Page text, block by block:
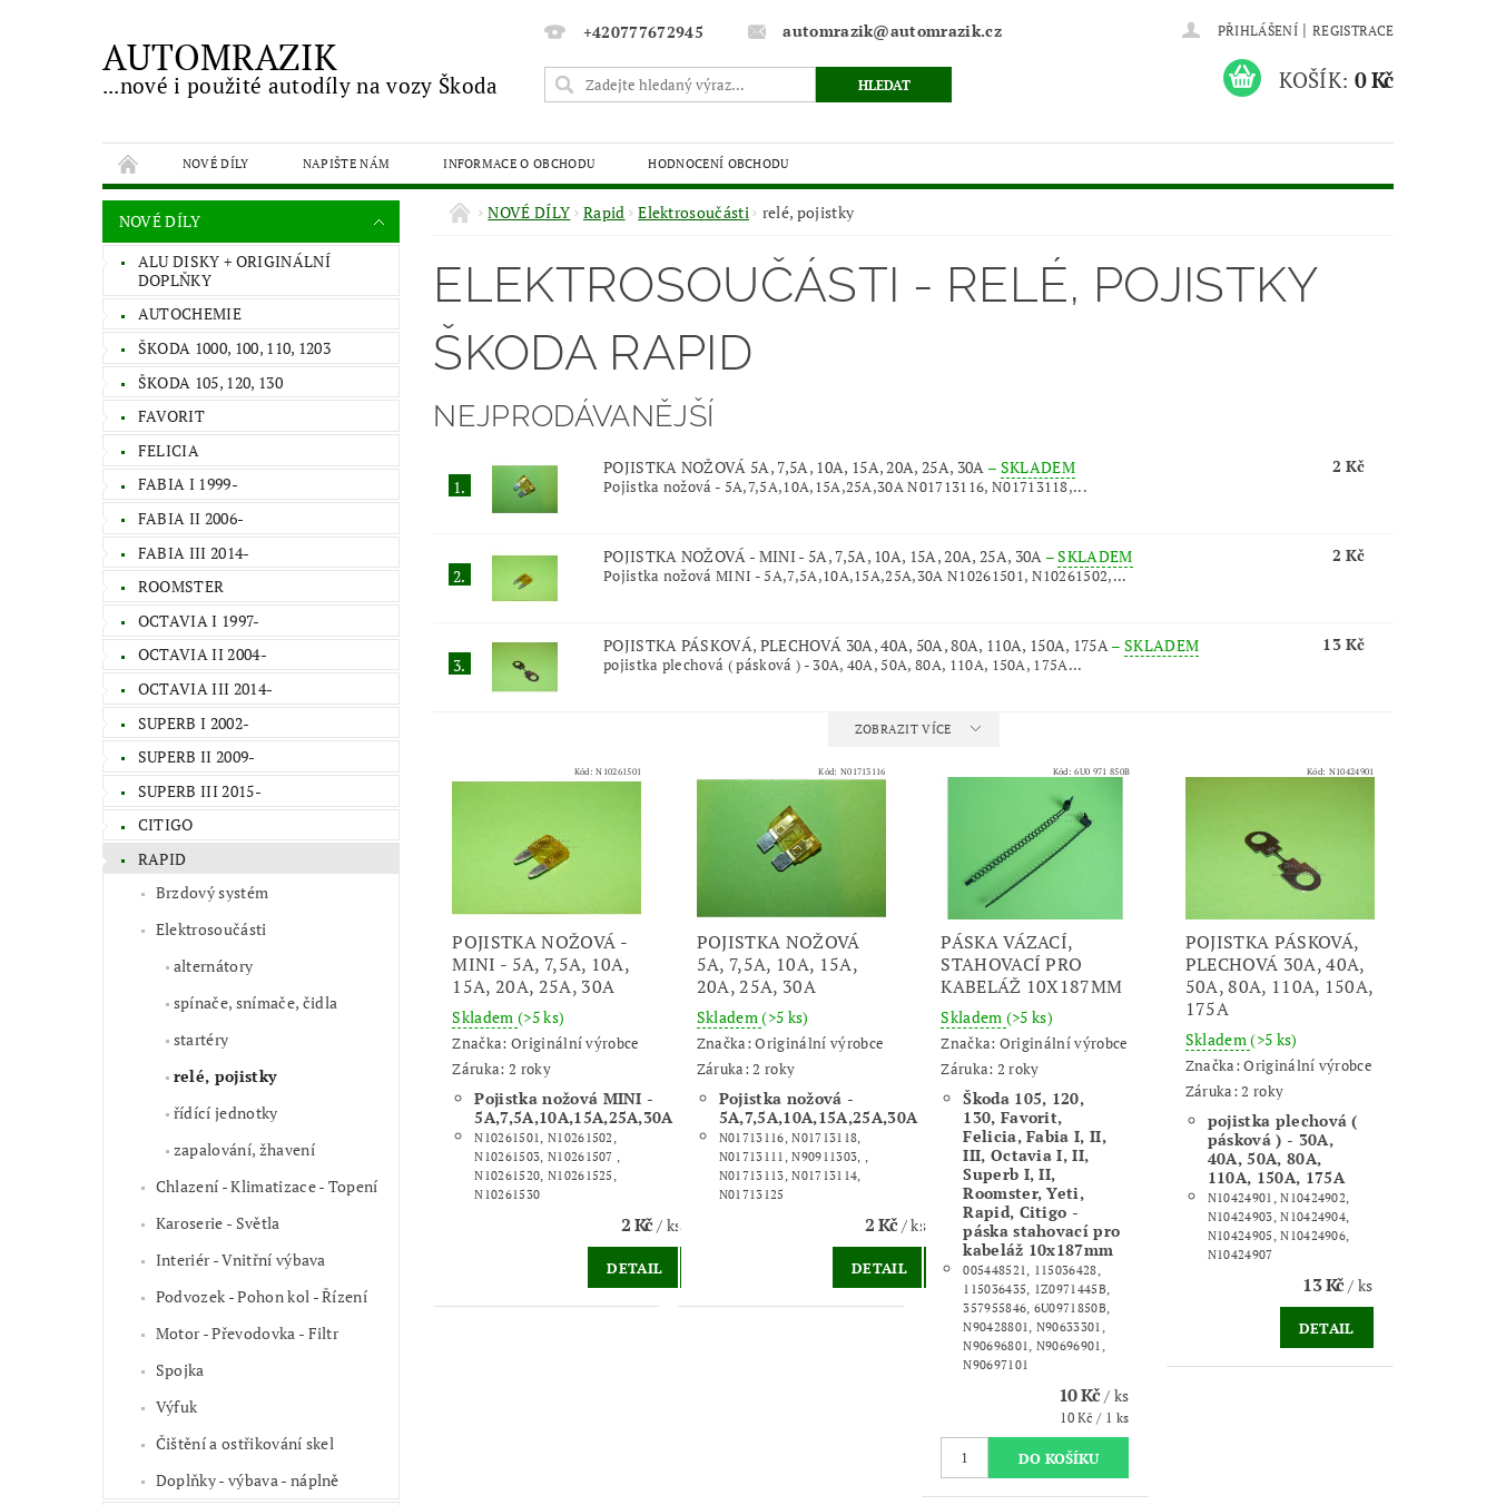
AUTOMRAZIK
...nové i použité autodíly na vozy Škoda
+420777672945 automrazik@automrazik.cz PŘIHLÁŠENÍ | REGISTRACE
KOŠÍK: 0 Kč
NOVÉ DÍLY NAPIŠTE NÁM INFORMACE O OBCHODU HODNOCENÍ OBCHODU
NOVÉ DÍLY
ALU DISKY + ORIGINÁLNÍ
DOPLŇKY
AUTOCHEMIE
ŠKODA 1000, 100, 110, 1203
ŠKODA 105, 120, 130
FAVORIT
FELICIA
FABIA I 1999-
FABIA II 2006-
FABIA III 2014-
ROOMSTER
OCTAVIA I 1997-
OCTAVIA II 2004-
OCTAVIA III 2014-
SUPERB I 2002-
SUPERB II 2009-
SUPERB III 2015-
CITIGO
RAPID
Brzdový systém
Elektrosoučásti
alternátory
spínače, snímače, čidla
startéry
relé, pojistky
řídící jednotky
zapalování, žhavení
Chlazení - Klimatizace - Topení
Karoserie - Světla
Interiér - Vnitřní výbava
Podvozek - Pohon kol - Řízení
Motor - Převodovka - Filtr
Spojka
Výfuk
Čištění a ostřikování skel
Doplňky - výbava - náplně
NOVÉ DÍLY Rapid Elektrosoučásti relé, pojistky
ELEKTROSOUČÁSTI - RELÉ, POJISTKY
ŠKODA RAPID
NEJPRODÁVANĚJŠÍ
1.
POJISTKA NOŽOVÁ 5A, 7,5A, 10A, 15A, 20A, 25A, 30A – SKLADEM
Pojistka nožová - 5A,7,5A,10A,15A,25A,30A N01713116, N01713118,...
2 Kč
2.
POJISTKA NOŽOVÁ - MINI - 5A, 7,5A, 10A, 15A, 20A, 25A, 30A –SKLADEM
Pojistka nožová MINI - 5A,7,5A,10A,15A,25A,30A N10261501, N10261502,...
2 Kč
3.
POJISTKA PÁSKOVÁ, PLECHOVÁ 30A, 40A, 50A, 80A, 110A, 150A, 175A–SKLADEM
pojistka plechová ( pásková ) - 30A, 40A, 50A, 80A, 110A, 150A, 175A...
13 Kč
ZOBRAZIT VÍCE
Kód:N10261501
POJISTKA NOŽOVÁ -
MINI - 5A, 7,5A, 10A,
15A, 20A, 25A, 30A
Skladem (>5 ks)
Značka: Originální výrobce
Záruka: 2 roky
Pojistka nožová MINI -
5A,7,5A,10A,15A,25A,30A
N10261501, N10261502,
N10261503, N10261507 ,
N10261520, N10261525,
N10261530
2 Kč/ ks
DETAIL
Kód: N01713116
POJISTKA NOŽOVÁ
5A, 7,5A, 10A, 15A,
20A, 25A, 30A
Skladem(>5 ks)
Značka:Originální výrobce
Záruka: 2 roky
Pojistka nožová -
5A,7,5A,10A,15A,25A,30A
N01713116, N01713118,
N01713111, N90911303, ,
N01713113, N01713114,
N01713125
2 Kč/ ks
DETAIL
Kód:6U0 971 850B
PÁSKA VÁZACÍ,
STAHOVACÍ PRO
KABELÁŽ 10X187MM
Skladem (>5 ks)
Značka: Originální výrobce
Záruka: 2 roky
Škoda 105, 120,
130, Favorit,
Felicia, Fabia I, II,
III, Octavia I, II,
Superb I, II,
Roomster, Yeti,
Rapid, Citigo -
páska stahovací pro
kabeláž 10x187mm
005448521, 115036428,
115036435, 1Z0971445B,
357955846, 6U0971850B,
N90428801, N90633301,
N90696801, N90696901,
N90697101
10 Kč/ ks
10 Kč / 1 ks
Kód: N10424901
POJISTKA PÁSKOVÁ,
PLECHOVÁ 30A, 40A,
50A, 80A, 110A, 150A,
175A
Skladem(>5 ks)
Značka:Originální výrobce
Záruka: 2 roky
pojistka plechová (
pásková ) - 30A,
40A, 50A, 80A,
110A, 150A, 175A
N10424901, N10424902,
N10424903, N10424904,
N10424905, N10424906,
N10424907
13 Kč/ ks
DETAIL